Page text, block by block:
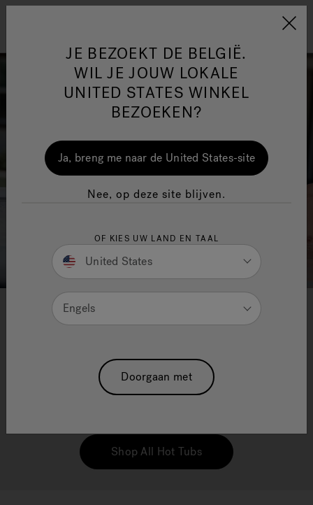
Jacuzzi&reg; EMEA
Jacuzzi® Sensational
Wellness™
One Page
Hottub-collecties
spanningsverlagende loungezitplaatsen: wij
ontwerpen elke spa vakkundig voor optimale
Shop All Hot Tubs
JE BEZOEKT DE BELGIË.
WIL JE JOUW LOKALE
UNITED STATES WINKEL
BEZOEKEN?
Ja, breng me naar de United States-site
Nee, op deze site blijven.
OF KIES UW LAND EN TAAL
United States
Engels
Doorgaan met